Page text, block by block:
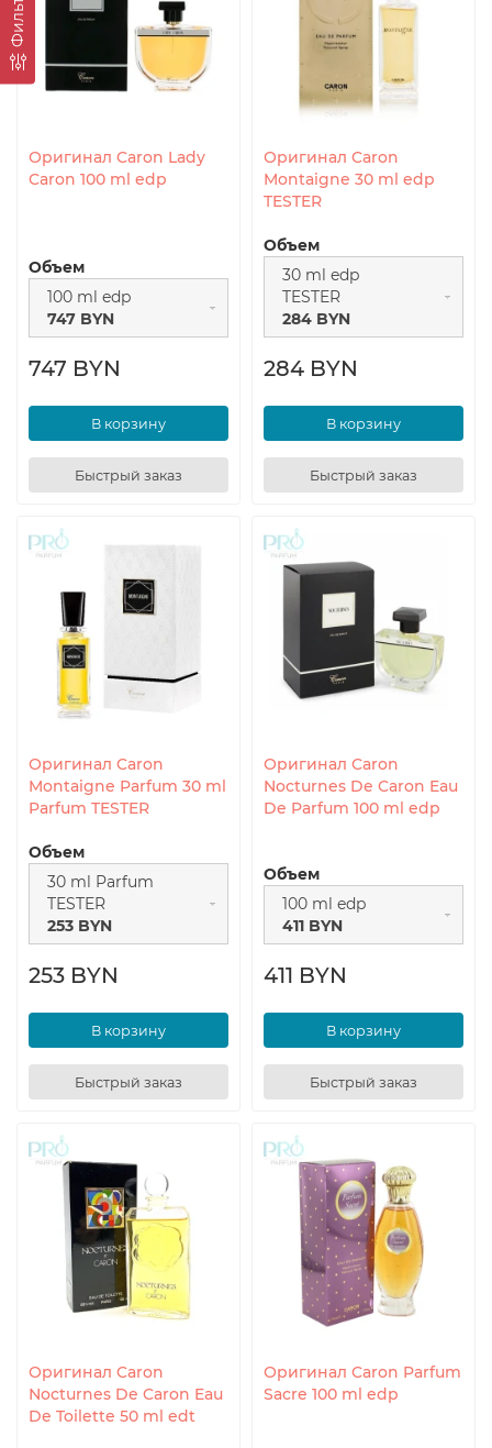
Фильтр
Оригинал Caron Lady
Caron 100 ml edp
Объем
100 ml edp
747 BYN
747 BYN
В корзину
Быстрый заказ
Оригинал Caron
Montaigne 30 ml edp
TESTER
Объем
30 ml edp
TESTER
284 BYN
284 BYN
В корзину
Быстрый заказ
Оригинал Caron
Montaigne Parfum 30 ml
Parfum TESTER
Объем
30 ml Parfum
TESTER
253 BYN
253 BYN
В корзину
Быстрый заказ
Оригинал Caron
Nocturnes De Caron Eau
De Parfum 100 ml edp
Объем
100 ml edp
411 BYN
411 BYN
В корзину
Быстрый заказ
Оригинал Caron
Nocturnes De Caron Eau
De Toilette 50 ml edt
Оригинал Caron Parfum
Sacre 100 ml edp